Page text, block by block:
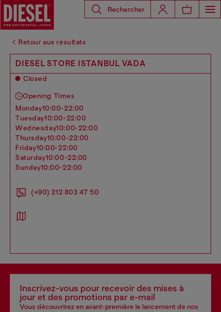
Rechercher
Retour aux résultats
DIESEL STORE ISTANBUL VADA
Closed
Opening Times
monday10:00-22:00
tuesday10:00-22:00
wednesday10:00-22:00
thursday10:00-22:00
friday10:00-22:00
saturday10:00-22:00
sunday10:00-22:00
(+90) 212 803 47 50
Inscrivez-vous pour recevoir des mises à
jour et des promotions par e-mail
Vous découvrirez en avant-première le lancement de nos